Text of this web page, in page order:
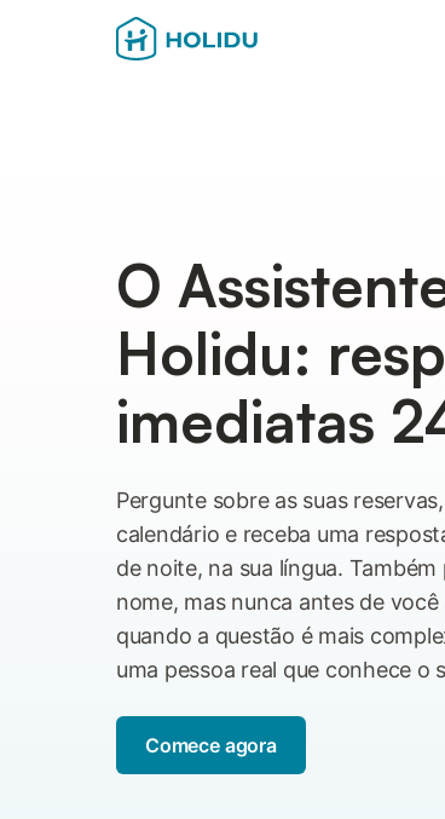
O
Holidu:
imediatas
Pergunte sobre as suas
calendário e receba uma
de noite, na sua língua.
nome, mas nunca antes de você
quando a questão é mais
uma pessoa real que conhece o
Comece agora